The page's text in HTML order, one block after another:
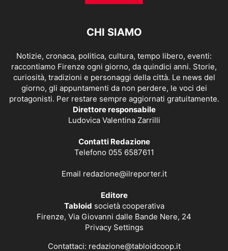
CHI SIAMO
Notizie, cronaca, politica, cultura, tempo libero, eventi:
raccontiamo Firenze ogni giorno, da quindici anni. Storie,
curiosità, tradizioni e personaggi della città. Le news del
giorno, gli appuntamenti da non perdere, le voci dei
protagonisti. Per restare sempre aggiornati gratuitamente.
Direttore responsabile
Ludovica Valentina Zarrilli
Contatti Redazione
Telefono 055 6587611
Email redazione@ilreporter.it
Editore
Tabloid società cooperativa
Firenze, Via Giovanni dalle Bande Nere, 24
Privacy Settings
Contattaci: redazione@tabloidcoop.it